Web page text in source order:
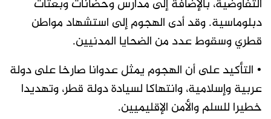
التفاوضية، بالإضافة إلى مدارس وحضانات وبعثات
دبلوماسية. وقد أدى الهجوم إلى استشهاد مواطن
قطري وسقوط عدد من الضحايا المدنيين.
• التأكيد على أن الهجوم يمثل عدوانا صارخا على دولة
عربية وإسلامية، وانتهاكا لسيادة دولة قطر، وتهديدا
خطيرا للسلم والأمن الإقليميين.